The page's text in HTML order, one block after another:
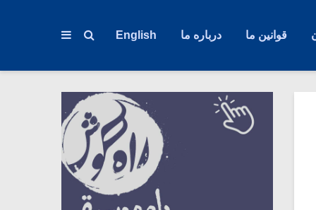
قوانین ما درباره ما English